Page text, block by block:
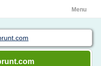
Menu